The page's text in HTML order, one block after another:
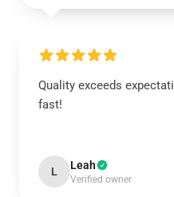
Quality exceeds
fast!
L Leah
Verified owner